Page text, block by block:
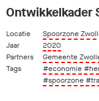
Ontwikkelkader
Locatie
Spoorzone
Jaar
2020
Partners
Gemeente
Tags
#economie
#spoorzone